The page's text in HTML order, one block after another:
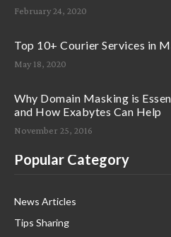
February 24, 2020
Top 10+ Courier Services in
May 18, 2020
Why Domain Masking is
and How Exabytes Can Help
November 25, 2016
Popular Category
News Articles
Tips Sharing